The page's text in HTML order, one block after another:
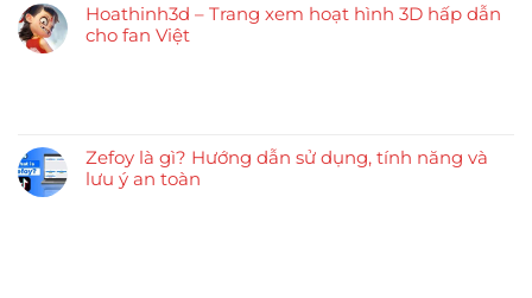
Hoathinh3d – Trang xem hoạt hình 3D hấp dẫn
cho fan Việt
Zefoy là gì? Hướng dẫn sử dụng, tính năng và
lưu ý an toàn